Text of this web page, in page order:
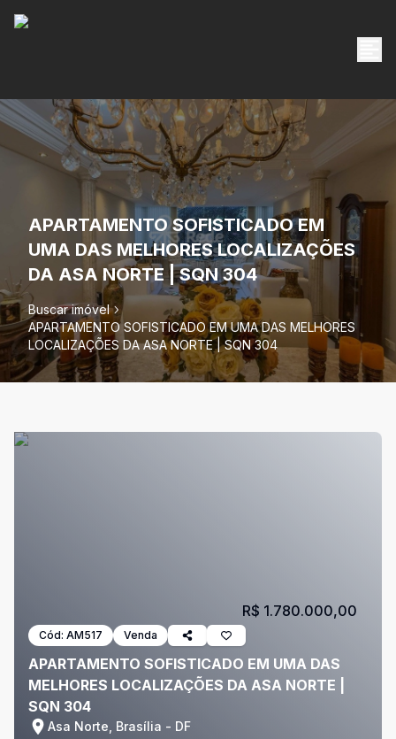
APARTAMENTO SOFISTICADO EM
UMA DAS MELHORES LOCALIZAÇÕES
DA ASA NORTE | SQN 304
Buscar imóvel
APARTAMENTO SOFISTICADO EM UMA DAS MELHORES
LOCALIZAÇÕES DA ASA NORTE | SQN 304
Cód: AM517 Venda
APARTAMENTO SOFISTICADO EM UMA DAS
MELHORES LOCALIZAÇÕES DA ASA NORTE |
SQN 304
Asa Norte, Brasília - DF
R$ 1.780.000,00